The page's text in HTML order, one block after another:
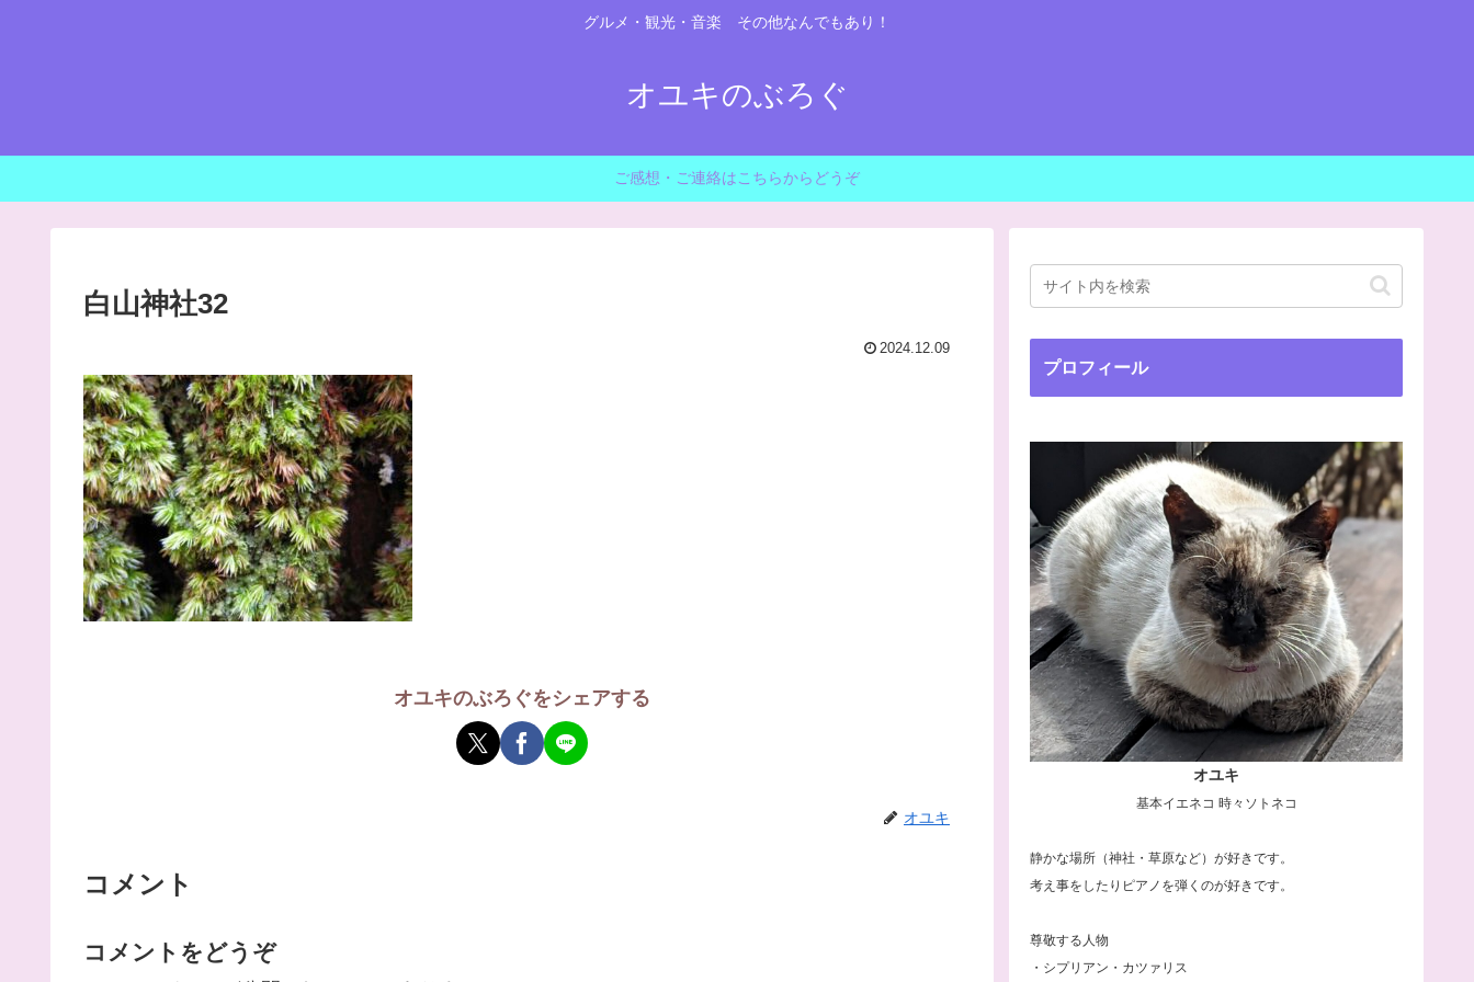
グルメ・観光・音楽 その他なんでもあり！
オユキのぶろぐ
ご感想・ご連絡はこちらからどうぞ
白山神社32
2024.12.09
オユキのぶろぐをシェアする
オユキ
コメント
コメントをどうぞ
プロフィール
オユキ
基本イエネコ 時々ソトネコ
静かな場所（神社・草原など）が好きです。
考え事をしたりピアノを弾くのが好きです。
尊敬する人物
・シプリアン・カツァリス